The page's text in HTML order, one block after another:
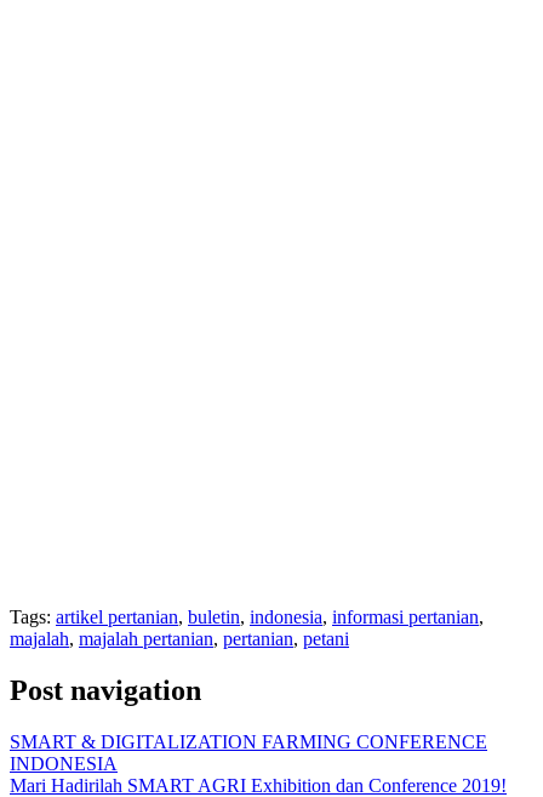
Tags: artikel pertanian, buletin, indonesia, informasi pertanian,
majalah, majalah pertanian, pertanian, petani
Post navigation
SMART & DIGITALIZATION FARMING CONFERENCE
INDONESIA
Mari Hadirilah SMART AGRI Exhibition dan Conference 2019!